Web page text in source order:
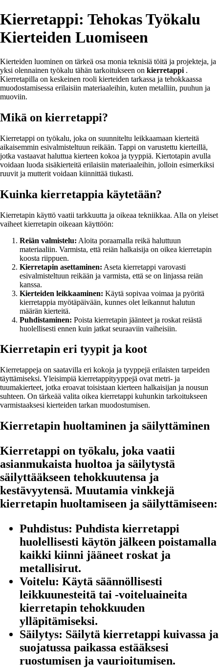
Kierretappi: Tehokas Työkalu
Kierteiden Luomiseen
Kierteiden luominen on tärkeä osa monia teknisiä töitä ja projekteja, ja
yksi olennainen työkalu tähän tarkoitukseen on kierretappi .
Kierretapilla on keskeinen rooli kierteiden tarkassa ja tehokkaassa
muodostamisessa erilaisiin materiaaleihin, kuten metalliin, puuhun ja
muoviin.
Mikä on kierretappi?
Kierretappi on työkalu, joka on suunniteltu leikkaamaan kierteitä
aikaisemmin esivalmisteltuun reikään. Tappi on varustettu kierteillä,
jotka vastaavat haluttua kierteen kokoa ja tyyppiä. Kiertotapin avulla
voidaan luoda sisäkierteitä erilaisiin materiaaleihin, jolloin esimerkiksi
ruuvit ja mutterit voidaan kiinnittää tiukasti.
Kuinka kierretappia käytetään?
Kierretapin käyttö vaatii tarkkuutta ja oikeaa tekniikkaa. Alla on yleiset
vaiheet kierretapin oikeaan käyttöön:
Reiän valmistelu: Aloita poraamalla reikä haluttuun
materiaaliin. Varmista, että reiän halkaisija on oikea kierretapin
koosta riippuen.
Kierretapin asettaminen: Aseta kierretappi varovasti
esivalmisteltuun reikään ja varmista, että se on linjassa reiän
kanssa.
Kierteiden leikkaaminen: Käytä sopivaa voimaa ja pyöritä
kierretappia myötäpäivään, kunnes olet leikannut halutun
määrän kierteitä.
Puhdistaminen: Poista kierretapin jäänteet ja roskat reiästä
huolellisesti ennen kuin jatkat seuraaviin vaiheisiin.
Kierretapin eri tyypit ja koot
Kierretappeja on saatavilla eri kokoja ja tyyppejä erilaisten tarpeiden
täyttämiseksi. Yleisimpiä kierretappityyppejä ovat metri- ja
tuumakierteet, jotka eroavat toisistaan kierteen halkaisijan ja nousun
suhteen. On tärkeää valita oikea kierretappi kuhunkin tarkoitukseen
varmistaaksesi kierteiden tarkan muodostumisen.
Kierretapin huoltaminen ja säilyttäminen
Kierretappi on työkalu, joka vaatii
asianmukaista huoltoa ja säilytystä
säilyttääkseen tehokkuutensa ja
kestävyytensä. Muutamia vinkkejä
kierretapin huoltamiseen ja säilyttämiseen:
Puhdistus: Puhdista kierretappi
huolellisesti käytön jälkeen poistamalla
kaikki kiinni jääneet roskat ja
metallisirut.
Voitelu: Käytä säännöllisesti
leikkuunesteitä tai -voiteluaineita
kierretapin tehokkuuden
ylläpitämiseksi.
Säilytys: Säilytä kierretappi kuivassa ja
suojatussa paikassa estääksesi
ruostumisen ja vaurioitumisen.